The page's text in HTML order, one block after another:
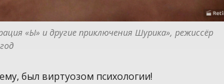
«Ы» и другие приключения Шурика», режиссёр
был виртуозом психологии!